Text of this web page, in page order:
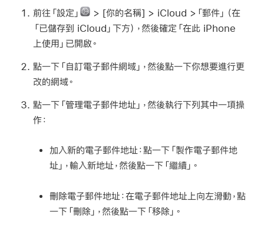
前往「設定」 > [你的名稱] > iCloud >「郵件」（在
「已儲存到 iCloud」下方），然後確定「在此 iPhone
上使用」已開啟。
點一下「自訂電子郵件網域」，然後點一下你想要進行更
改的網域。
點一下「管理電子郵件地址」，然後執行下列其中一項操
作：
加入新的電子郵件地址：點一下「製作電子郵件地
址」，輸入新地址，然後點一下「繼續」。
刪除電子郵件地址：在電子郵件地址上向左滑動，點
一下「刪除」，然後點一下「移除」。